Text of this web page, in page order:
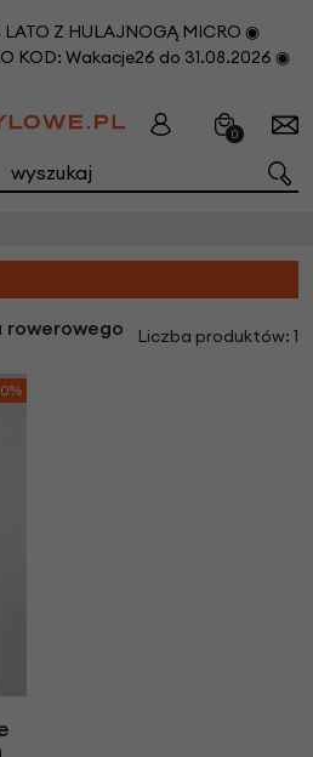
Z HULAJNOGĄ MICRO ◉
KOD: Wakacje26 do 31.08.2026 ◉
0
rowerowego Liczba produktów: 1